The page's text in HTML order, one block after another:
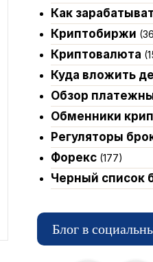
Как
Криптобиржи
Криптовалюта
Куда вложить
Обзор
Обменники
Регуляторы
Форекс(177)
Черный список
Блог в